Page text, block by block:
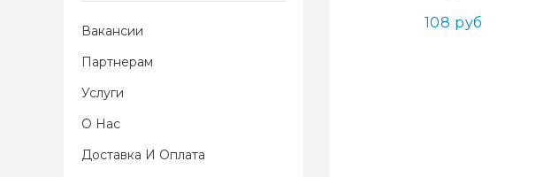
Вакансии
Партнерам
Услуги
О Нас
Доставка И Оплата
108 руб